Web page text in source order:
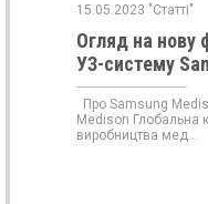
15.05.2023 "Статті"
Огляд на нову
УЗ-систему
Про Samsung
Medison Глобальна
виробництва мед...